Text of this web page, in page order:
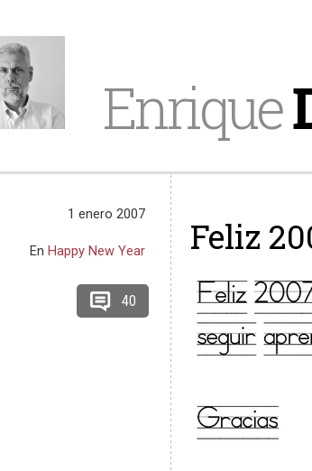
Enrique
Feliz
1 enero 2007
EnHappy New Year
40